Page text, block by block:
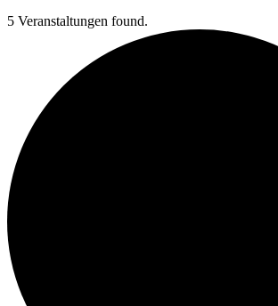
5 Veranstaltungen found.